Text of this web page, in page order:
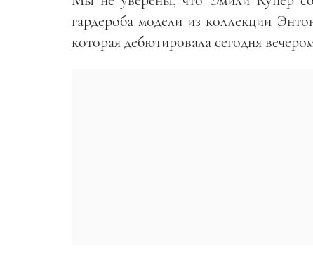
гардероба модели из коллекции
которая дебютировала сегодня